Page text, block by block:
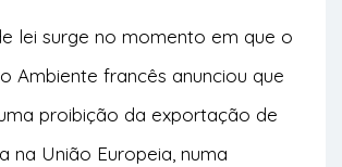
lei surge no momento em que o
Ambiente francês anunciou que
proibição da exportação de
na União Europeia, numa